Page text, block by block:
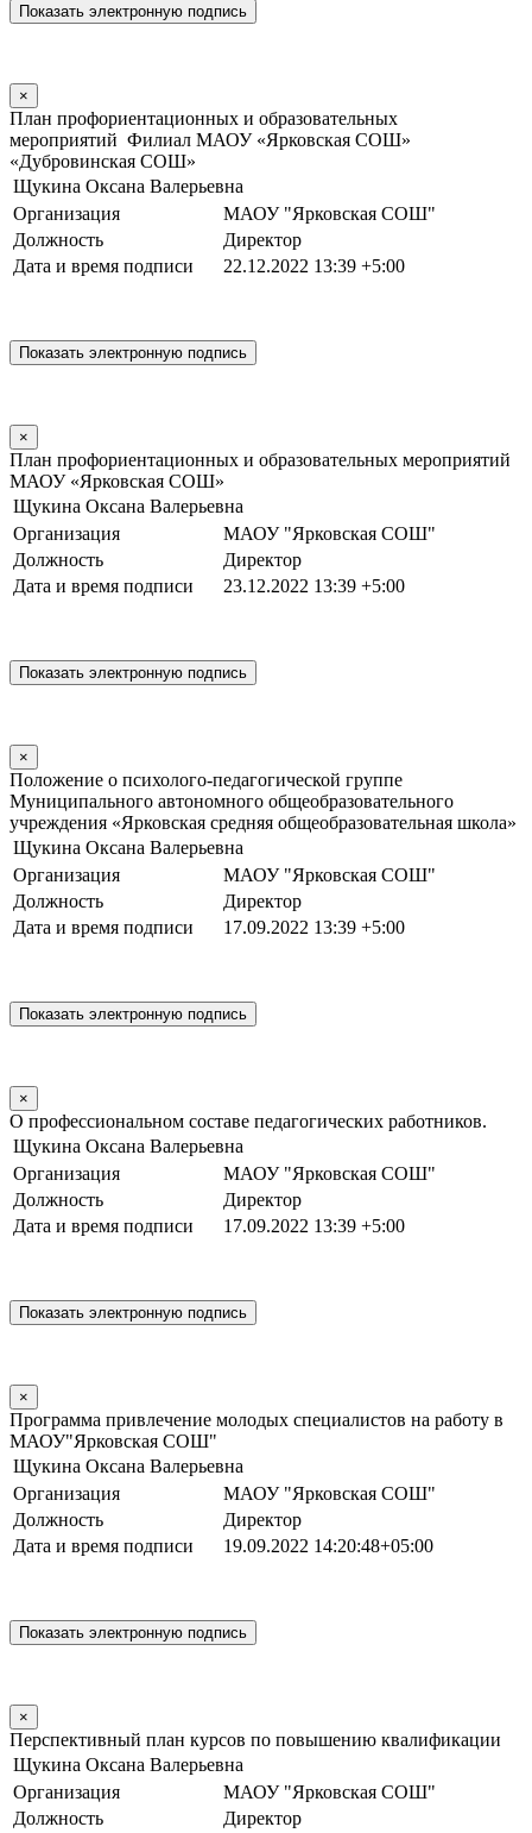
×
План профориентационных и образовательных
мероприятий Филиал МАОУ «Ярковская СОШ»
«Дубровинская СОШ»
Щукина Оксана Валерьевна
Организация
МАОУ "Ярковская СОШ"
Должность
Директор
Дата и время подписи
22.12.2022 13:39 +5:00
×
План профориентационных и образовательных мероприятий
МАОУ «Ярковская СОШ»
Щукина Оксана Валерьевна
Организация
МАОУ "Ярковская СОШ"
Должность
Директор
Дата и время подписи
23.12.2022 13:39 +5:00
×
Положение о психолого-педагогической группе
Муниципального автономного общеобразовательного
учреждения «Ярковская средняя общеобразовательная школа»
Щукина Оксана Валерьевна
Организация
МАОУ "Ярковская СОШ"
Должность
Директор
Дата и время подписи
17.09.2022 13:39 +5:00
×
О профессиональном составе педагогических работников.
Щукина Оксана Валерьевна
Организация
МАОУ "Ярковская СОШ"
Должность
Директор
Дата и время подписи
17.09.2022 13:39 +5:00
×
Программа привлечение молодых специалистов на работу в
МАОУ"Ярковская СОШ"
Щукина Оксана Валерьевна
Организация
МАОУ "Ярковская СОШ"
Должность
Директор
Дата и время подписи
19.09.2022 14:20:48+05:00
×
Перспективный план курсов по повышению квалификации
Щукина Оксана Валерьевна
Организация
МАОУ "Ярковская СОШ"
Должность
Директор